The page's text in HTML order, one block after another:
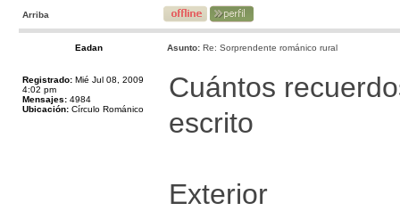
Arriba
Eadan Asunto: Re: Sorprendente románico rural
Registrado: Mié Jul 08, 2009
4:02 pm
Mensajes: 4984
Ubicación: Círculo Románico
Cuántos
escrito
Exterior